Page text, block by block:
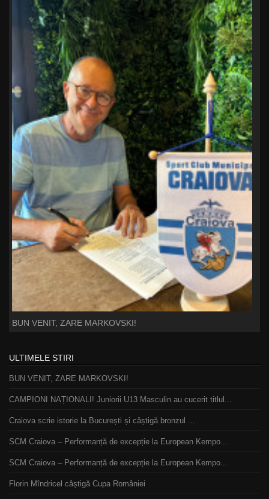
BUN VENIT, ZARE MARKOVSKI!
ULTIMELE STIRI
BUN VENIT, ZARE MARKOVSKI!
CAMPIONI NAȚIONALI! Juniorii U13 Masculin au cucerit titlul...
Craiova scrie istorie la București și câștigă bronzul ...
SCM Craiova – Performanță de excepție la European Kempo...
SCM Craiova – Performanță de excepție la European Kempo...
Florin Mîndricel câștigă Cupa României